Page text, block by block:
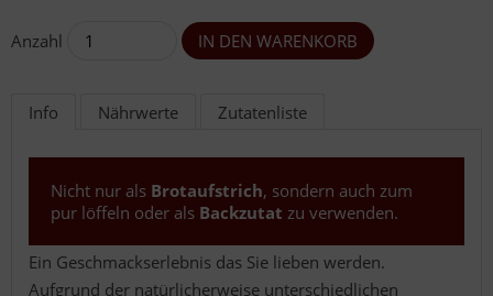
Anzahl
Info Nährwerte Zutatenliste
Nicht nur als Brotaufstrich, sondern auch zum
pur löffeln oder als Backzutat zu verwenden.
Ein Geschmackserlebnis das Sie lieben werden.
Aufgrund der natürlicherweise unterschiedlichen